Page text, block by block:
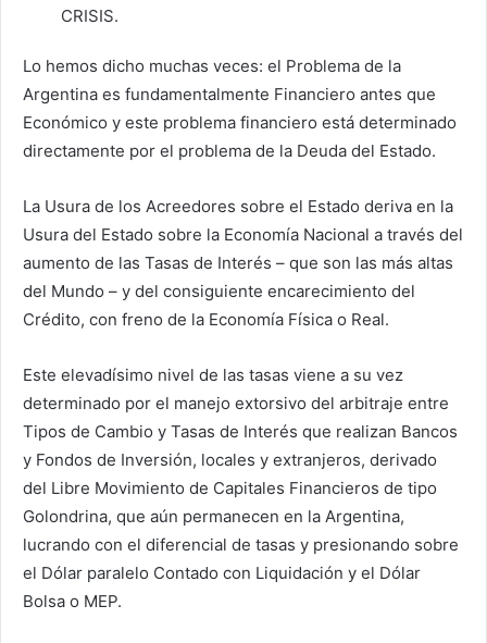
CRISIS.
Lo hemos dicho muchas veces: el Problema de la
Argentina es fundamentalmente Financiero antes que
Económico y este problema financiero está determinado
directamente por el problema de la Deuda del Estado.
La Usura de los Acreedores sobre el Estado deriva en la
Usura del Estado sobre la Economía Nacional a través del
aumento de las Tasas de Interés – que son las más altas
del Mundo – y del consiguiente encarecimiento del
Crédito, con freno de la Economía Física o Real.
Este elevadísimo nivel de las tasas viene a su vez
determinado por el manejo extorsivo del arbitraje entre
Tipos de Cambio y Tasas de Interés que realizan Bancos
y Fondos de Inversión, locales y extranjeros, derivado
del Libre Movimiento de Capitales Financieros de tipo
Golondrina, que aún permanecen en la Argentina,
lucrando con el diferencial de tasas y presionando sobre
el Dólar paralelo Contado con Liquidación y el Dólar
Bolsa o MEP.